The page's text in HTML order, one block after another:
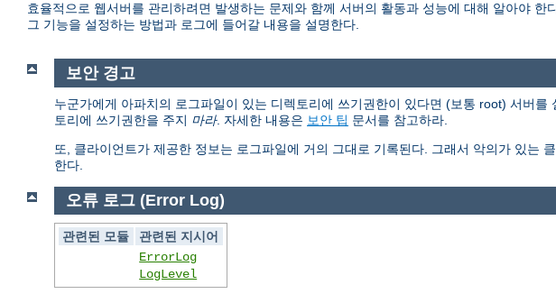
효율적으로 웹서버를 관리하려면 발생하는 문제와 함께 서버의 활동과 성능에 대해 알아야
그 기능을 설정하는 방법과 로그에 들어갈 내용을 설명한다.
보안 경고
누군가에게 아파치의 로그파일이 있는 디렉토리에 쓰기권한이 있다면 (보통 root) 서버
토리에 쓰기권한을 주지 마라. 자세한 내용은 보안 팁 문서를 참고하라.
또, 클라이언트가 제공한 정보는 로그파일에 거의 그대로 기록된다. 그래서 악의가 있는
한다.
오류 로그 (Error Log)
관련된 모듈
관련된 지시어
ErrorLog
LogLevel